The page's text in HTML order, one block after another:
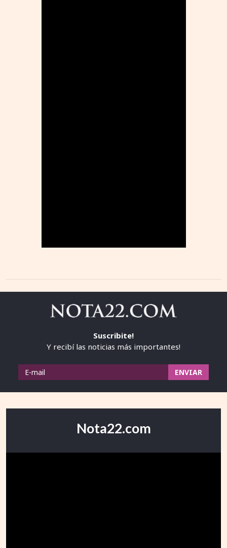
Suscribite!
Y recibí las noticias más importantes!
Nota22.com